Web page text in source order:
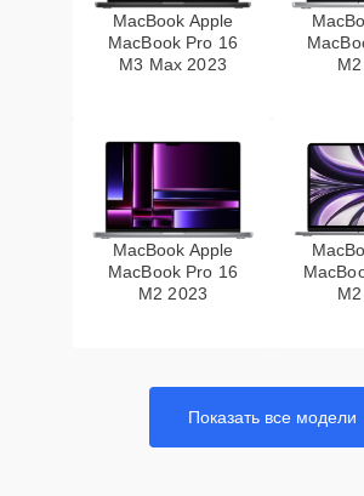
MacBook Apple
MacBook Pro 16
M3 Max 2023
MacBook Apple
MacBook Pro 16
M2 2023
Показать все модели